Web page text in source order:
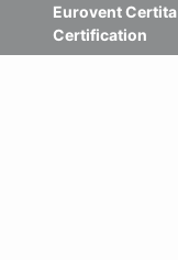
Eurovent Certita
Certification